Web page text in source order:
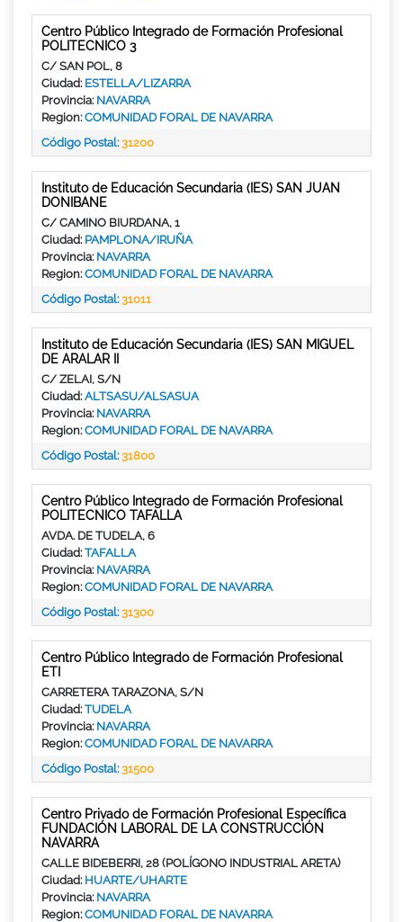
Centro Público Integrado de Formación Profesional
POLITECNICO 3
C/ SAN POL, 8
Ciudad: ESTELLA/LIZARRA
Provincia: NAVARRA
Region:COMUNIDAD FORAL DE NAVARRA
Código Postal:31200
Instituto de Educación Secundaria (IES) SAN JUAN
DONIBANE
C/ CAMINO BIURDANA, 1
Ciudad: PAMPLONA/IRUÑA
Provincia: NAVARRA
Region:COMUNIDAD FORAL DE NAVARRA
Código Postal:31011
Instituto de Educación Secundaria (IES) SAN MIGUEL
DE ARALAR II
C/ ZELAI, S/N
Ciudad:ALTSASU/ALSASUA
Provincia: NAVARRA
Region:COMUNIDAD FORAL DE NAVARRA
Código Postal:31800
Centro Público Integrado de Formación Profesional
POLITECNICO TAFALLA
AVDA. DE TUDELA, 6
Ciudad:TAFALLA
Provincia: NAVARRA
Region:COMUNIDAD FORAL DE NAVARRA
Código Postal:31300
Centro Público Integrado de Formación Profesional
ETI
CARRETERA TARAZONA, S/N
Ciudad:TUDELA
Provincia: NAVARRA
Region:COMUNIDAD FORAL DE NAVARRA
Código Postal:31500
Centro Privado de Formación Profesional Específica
FUNDACIÓN LABORAL DE LA CONSTRUCCIÓN
NAVARRA
CALLE BIDEBERRI, 28 (POLÍGONO INDUSTRIAL ARETA)
Ciudad: HUARTE/UHARTE
Provincia: NAVARRA
Region:COMUNIDAD FORAL DE NAVARRA